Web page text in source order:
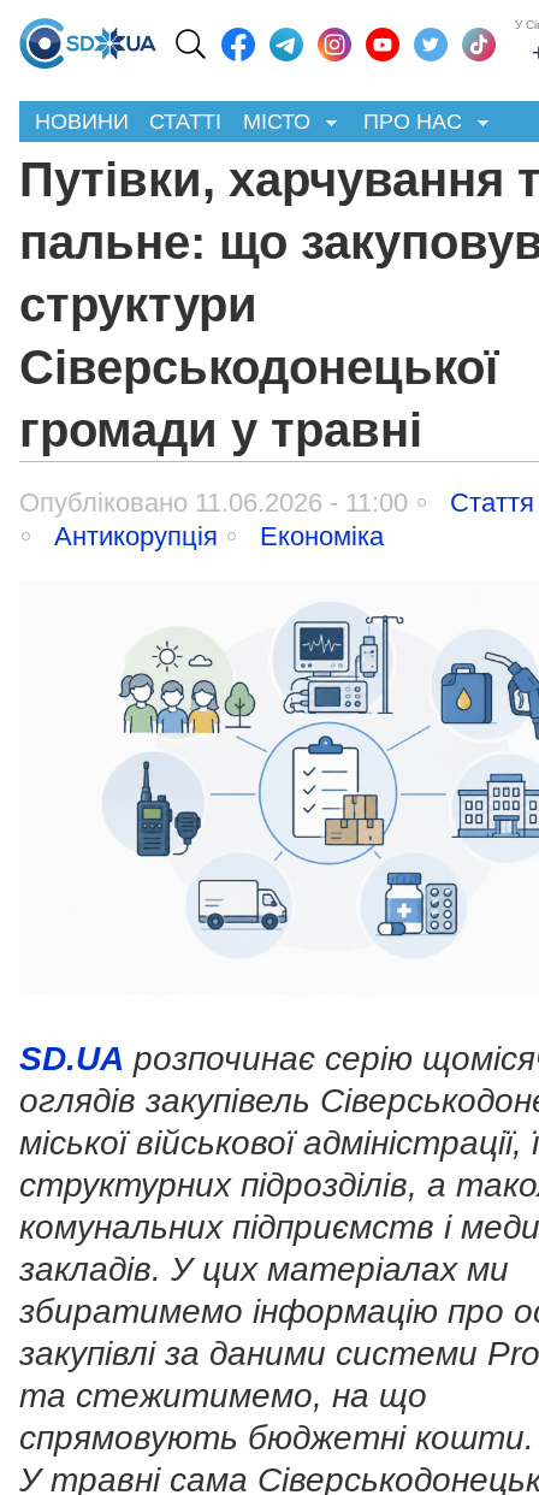
У
НОВИНИ СТАТТІ МІСТО ПРО НАС
Путівки, харчування
пальне: що
структури
Сіверськодонецької
громади у травні
Опубліковано 11.06.2026 - 11:00
Стаття
Антикорупція
Економіка
SD.UA розпочинає серію
оглядів закупівель
міської військової адміністрації,
структурних підрозділів, а
комунальних підприємств і
закладів. У цих матеріалах ми
збиратимемо інформацію про
закупівлі за даними системи
та стежитимемо, на що
спрямовують бюджетні кошти.
У травні сама